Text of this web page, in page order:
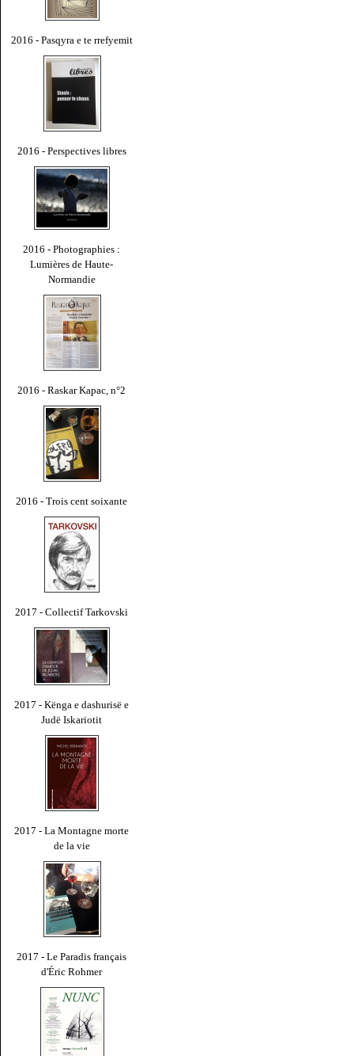
2016 - Pasqyra e te rrefyemit
2016 - Perspectives libres
2016 - Photographies :
Lumières de Haute-
Normandie
2016 - Raskar Kapac, n°2
2016 - Trois cent soixante
2017 - Collectif Tarkovski
2017 - Kënga e dashurisë e
Judë Iskariotit
2017 - La Montagne morte
de la vie
2017 - Le Paradis français
d'Éric Rohmer